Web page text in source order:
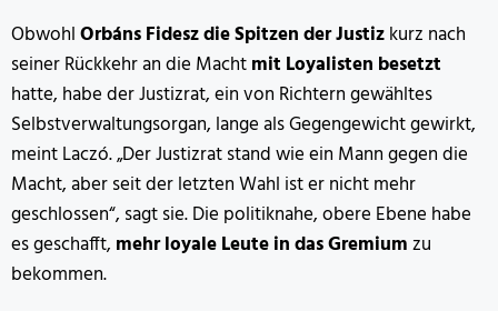
ObwohlOrbáns Fidesz die Spitzen der Justizkurz nach
seiner Rückkehr an die Machtmit Loyalisten besetzt
hatte, habe der Justizrat, ein von Richtern gewähltes
Selbstverwaltungsorgan, lange als Gegengewicht gewirkt,
meint Laczó. „Der Justizrat stand wie ein Mann gegen die
Macht, aber seit der letzten Wahl ist er nicht mehr
geschlossen“, sagt sie. Die politiknahe, obere Ebene habe
es geschafft, mehr loyale Leute in das Gremiumzu
bekommen.